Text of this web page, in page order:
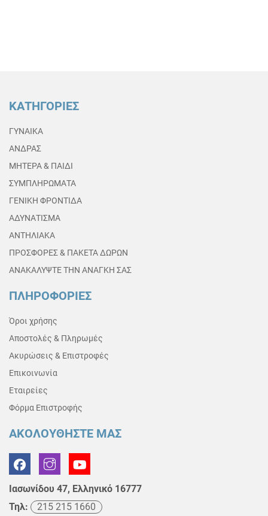
ΚΑΤΗΓΟΡΙΕΣ
ΓΥΝΑΙΚΑ
ΑΝΔΡΑΣ
ΜΗΤΕΡΑ & ΠΑΙΔΙ
ΣΥΜΠΛΗΡΩΜΑΤΑ
ΓΕΝΙΚΗ ΦΡΟΝΤΙΔΑ
ΑΔΥΝΑΤΙΣΜΑ
ΑΝΤΗΛΙΑΚΑ
ΠΡΟΣΦΟΡΕΣ & ΠΑΚΕΤΑ ΔΩΡΩΝ
ΑΝΑΚΑΛΥΨΤΕ ΤΗΝ ΑΝΑΓΚΗ ΣΑΣ
ΠΛΗΡΟΦΟΡΙΕΣ
Όροι χρήσης
Αποστολές & Πληρωμές
Ακυρώσεις & Επιστροφές
Επικοινωνία
Εταιρείες
Φόρμα Επιστροφής
ΑΚΟΛΟΥΘΗΣΤΕ ΜΑΣ
Ιασωνίδου 47, Ελληνικό 16777
Τηλ:
215 215 1660